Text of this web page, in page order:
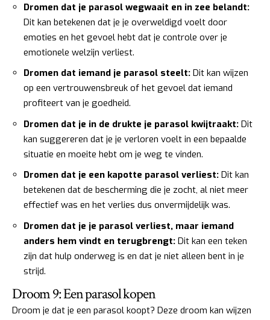
Dromen dat je parasol wegwaait en in zee belandt:
Dit kan betekenen dat je je overweldigd voelt door
emoties en het gevoel hebt dat je controle over je
emotionele welzijn verliest.
Dromen dat iemand je parasol steelt: Dit kan wijzen
op een vertrouwensbreuk of het gevoel dat iemand
profiteert van je goedheid.
Dromen dat je in de drukte je parasol kwijtraakt: Dit
kan suggereren dat je je verloren voelt in een bepaalde
situatie en moeite hebt om je weg te vinden.
Dromen dat je een kapotte parasol verliest: Dit kan
betekenen dat de bescherming die je zocht, al niet meer
effectief was en het verlies dus onvermijdelijk was.
Dromen dat je je parasol verliest, maar iemand
anders hem vindt en terugbrengt: Dit kan een teken
zijn dat hulp onderweg is en dat je niet alleen bent in je
strijd.
Droom 9: Een parasol kopen
Droom je dat je een parasol koopt? Deze droom kan wijzen